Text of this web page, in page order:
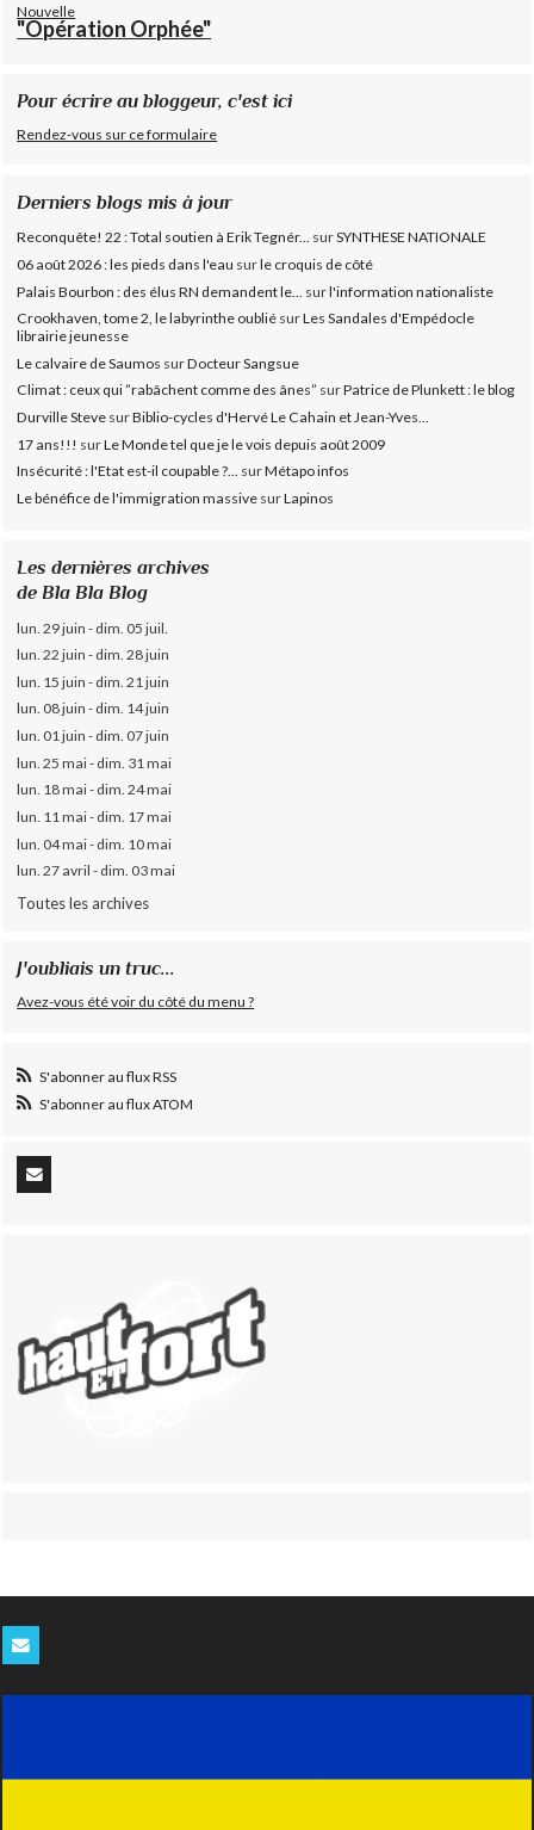
Nouvelle
"Opération Orphée"
Pour écrire au bloggeur, c'est ici
Rendez-vous sur ce formulaire
Derniers blogs mis à jour
Reconquête! 22 : Total soutien à Erik Tegnér... surSYNTHESE NATIONALE
06 août 2026 : les pieds dans l'eau surle croquis de côté
Palais Bourbon : des élus RN demandent le...
surl'information nationaliste
Crookhaven, tome 2, le labyrinthe oublié surLes Sandales d'Empédocle
librairie jeunesse
Le calvaire de Saumos surDocteur Sangsue
Climat : ceux qui ”rabâchent comme des ânes” surPatrice de Plunkett : le blog
Durville Steve surBiblio-cycles d'Hervé Le Cahain et Jean-Yves...
17 ans!!! surLe Monde tel que je le vois depuis août 2009
Insécurité : l'Etat est-il coupable ?... surMétapo infos
Le bénéfice de l'immigration massive surLapinos
Les dernières archives
de Bla Bla Blog
lun. 29 juin - dim. 05 juil.
lun. 22 juin - dim. 28 juin
lun. 15 juin - dim. 21 juin
lun. 08 juin - dim. 14 juin
lun. 01 juin - dim. 07 juin
lun. 25 mai - dim. 31 mai
lun. 18 mai - dim. 24 mai
lun. 11 mai - dim. 17 mai
lun. 04 mai - dim. 10 mai
lun. 27 avril - dim. 03 mai
Toutes les archives
J'oubliais un truc...
Avez-vous été voir du côté du menu ?
S'abonner au flux RSS
S'abonner au flux ATOM